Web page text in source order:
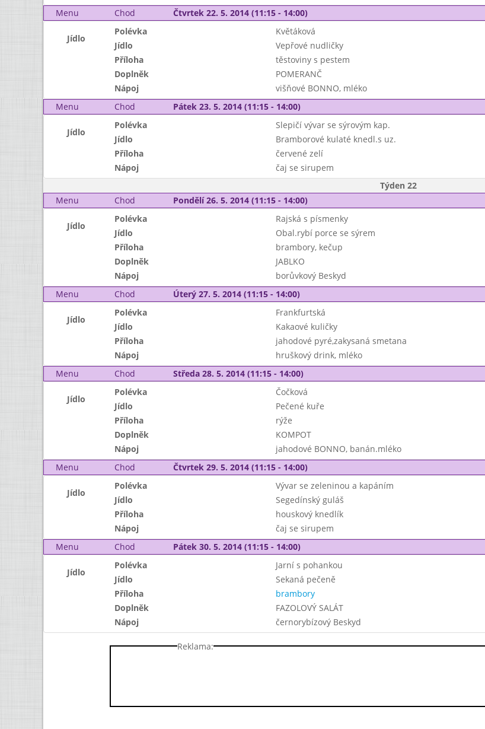
Menu
Chod Čtvrtek 22. 5. 2014 (11:15 - 14:00)
Jídlo
Polévka
Květáková
Jídlo
Vepřové nudličky
Příloha
těstoviny s pestem
Doplněk
POMERANČ
Nápoj
višňové BONNO, mléko
Menu
Chod Pátek 23. 5. 2014 (11:15 - 14:00)
Jídlo
Polévka
Slepičí vývar se sýrovým kap.
Jídlo
Bramborové kulaté knedl.s uz.
Příloha
červené zelí
Nápoj
čaj se sirupem
Týden 22
Menu
Chod Pondělí 26. 5. 2014 (11:15 - 14:00)
Jídlo
Polévka
Rajská s písmenky
Jídlo
Obal.rybí porce se sýrem
Příloha
brambory, kečup
Doplněk
JABLKO
Nápoj
borůvkový Beskyd
Menu
Chod Úterý 27. 5. 2014 (11:15 - 14:00)
Jídlo
Polévka
Frankfurtská
Jídlo
Kakaové kuličky
Příloha
jahodové pyré,zakysaná smetana
Nápoj
hruškový drink, mléko
Menu
Chod Středa 28. 5. 2014 (11:15 - 14:00)
Jídlo
Polévka
Čočková
Jídlo
Pečené kuře
Příloha
rýže
Doplněk
KOMPOT
Nápoj
jahodové BONNO, banán.mléko
Menu
Chod Čtvrtek 29. 5. 2014 (11:15 - 14:00)
Jídlo
Polévka
Vývar se zeleninou a kapáním
Jídlo
Segedínský guláš
Příloha
houskový knedlík
Nápoj
čaj se sirupem
Menu
Chod Pátek 30. 5. 2014 (11:15 - 14:00)
Jídlo
Polévka
Jarní s pohankou
Jídlo
Sekaná pečeně
Příloha
brambory
Doplněk
FAZOLOVÝ SALÁT
Nápoj
černorybízový Beskyd
Reklama: